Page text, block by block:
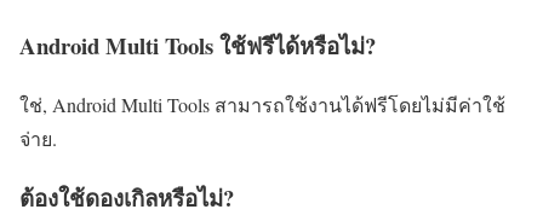
Android Multi Tools ใช้ฟรีได้หรือไม่?
ใช่, Android Multi Tools สามารถใช้งานได้ฟรีโดยไม่มีค่าใช้
จ่าย.
ต้องใช้ดองเกิลหรือไม่?